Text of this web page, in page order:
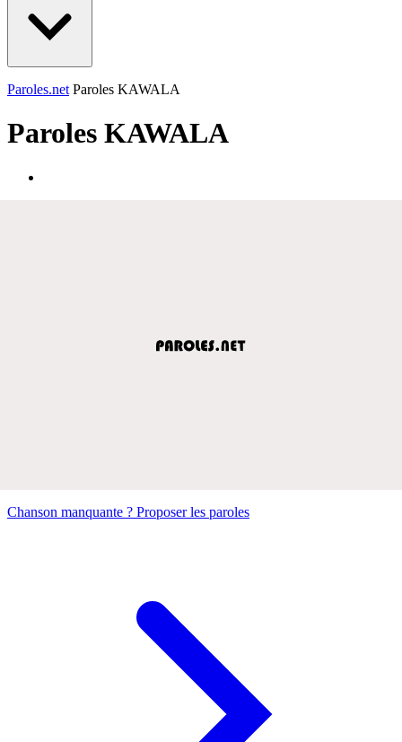
Paroles.net Paroles KAWALA
Paroles KAWALA
Chanson manquante ? Proposer les paroles